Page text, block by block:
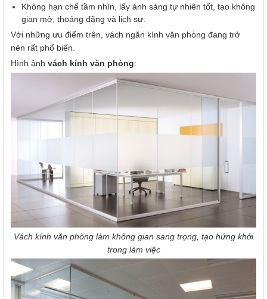
Không hạn chế tầm nhìn, lấy ánh sáng tự nhiên tốt, tạo không
gian mở, thoáng đãng và lịch sự.
Với những ưu điểm trên, vách ngăn kính văn phòng đang trở
nên rất phổ biến.
Hình ảnh vách kính văn phòng:
Vách kính văn phòng làm không gian sang trọng, tạo hứng khởi
trong làm việc